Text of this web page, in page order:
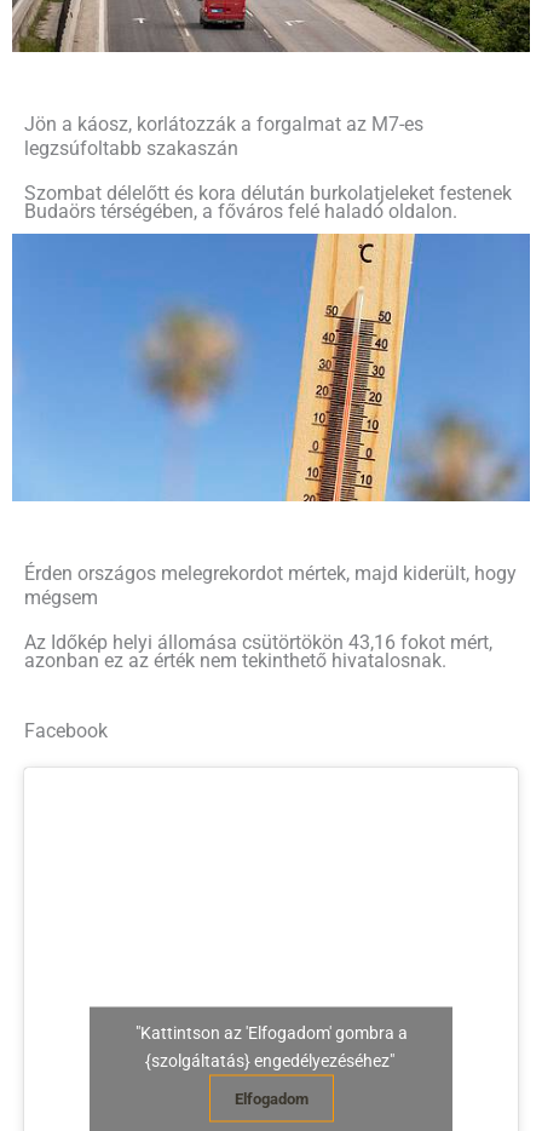
Jön a káosz, korlátozzák a forgalmat az M7-es
legzsúfoltabb szakaszán
Szombat délelőtt és kora délután burkolatjeleket festenek
Budaörs térségében, a főváros felé haladó oldalon.
Érden országos melegrekordot mértek, majd kiderült, hogy
mégsem
Az Időkép helyi állomása csütörtökön 43,16 fokot mért,
azonban ez az érték nem tekinthető hivatalosnak.
Facebook
"Kattintson az 'Elfogadom' gombra a
{szolgáltatás} engedélyezéséhez"
Elfogadom